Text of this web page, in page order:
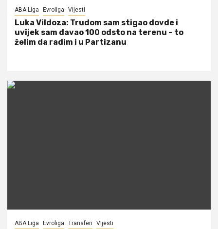
ABA Liga Evroliga Vijesti
Luka Vildoza: Trudom sam stigao dovde i
uvijek sam davao 100 odsto na terenu – to
želim da radim i u Partizanu
ABA Liga Evroliga Transferi Vijesti